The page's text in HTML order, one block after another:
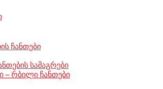
ჩანთები
სამაგრები
– რბილი ჩანთები